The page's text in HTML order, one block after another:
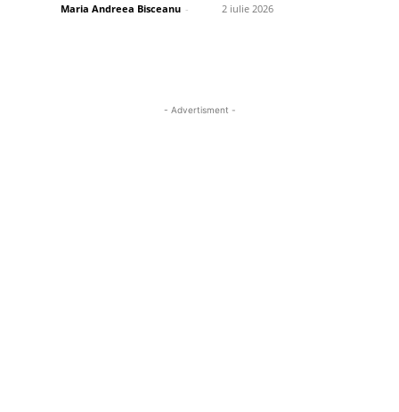
Maria Andreea Bisceanu - 2 iulie 2026
- Advertisment -